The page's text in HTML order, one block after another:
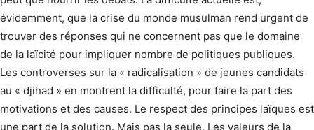
évidemment, que la crise du monde musulman rend urgent de
trouver des réponses qui ne concernent pas que le domaine
de la laïcité pour impliquer nombre de politiques publiques.
Les controverses sur la « radicali­sation » de jeunes candidats
au « djihad » en montrent la difficulté, pour faire la part des
motivations et des causes. Le respect des principes laïques est
une part de la solution. Mais pas la seule. Les valeurs de la